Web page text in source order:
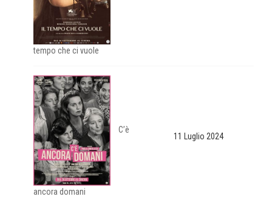
tempo che ci vuole
C’è
ancora domani
11 Luglio 2024